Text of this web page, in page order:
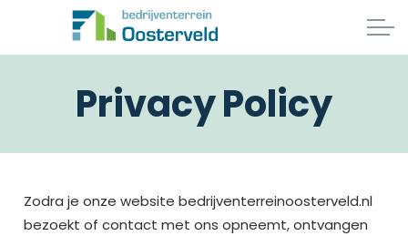
Privacy Policy
Zodra je onze website bedrijventerreinoosterveld.nl
bezoekt of contact met ons opneemt, ontvangen